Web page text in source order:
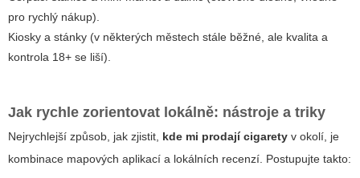
pro rychlý nákup).
Kiosky a stánky (v některých městech stále běžné, ale kvalita a
kontrola 18+ se liší).
Jak rychle zorientovat lokálně: nástroje a triky
Nejrychlejší způsob, jak zjistit, kde mi prodají cigarety v okolí, je
kombinace mapových aplikací a lokálních recenzí. Postupujte takto: